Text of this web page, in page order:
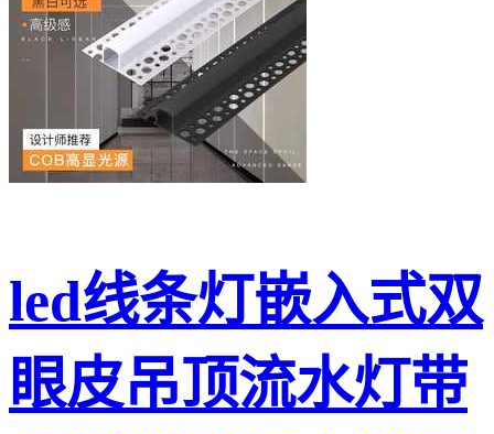
led线条灯嵌入式双
眼皮吊顶流水灯带